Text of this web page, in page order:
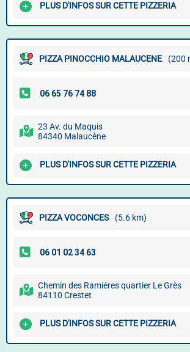
PLUS D'INFOS SUR CETTE PIZZERIA
PIZZA PINOCCHIO MALAUCENE (200
23 Av. du Maquis
84340 Malaucène
PLUS D'INFOS SUR CETTE PIZZERIA
PIZZA VOCONCES (5.6 km)
Chemin des Ramiéres quartier Le Grès
84110 Crestet
PLUS D'INFOS SUR CETTE PIZZERIA